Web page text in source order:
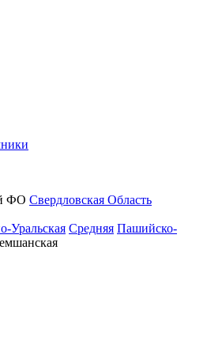
ФО Свердловская Область
Уральская Средняя Пашийско-